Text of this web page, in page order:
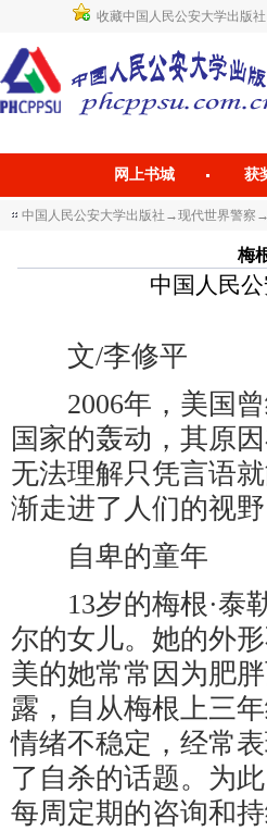
收藏中国人民公安大学出版社
网上书城 获
中国人民公安大学出版社 →现代世界警察 →
梅
中国人民
文/李修平
2006年，美国曾
国家的轰动，其原
无法理解只凭言语
渐走进了人们的视
自卑的童年
13岁的梅根·泰勒
尔的女儿。她的外
美的她常常因为肥
露，自从梅根上三
情绪不稳定，经常
了自杀的话题。为
每周定期的咨询和